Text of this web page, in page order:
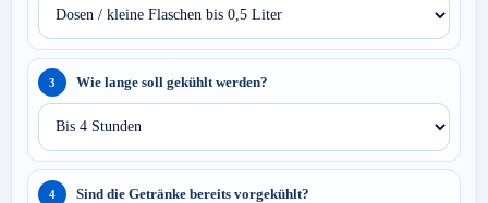
3 Wie lange soll gekühlt werden?
4 Sind die Getränke bereits vorgekühlt?